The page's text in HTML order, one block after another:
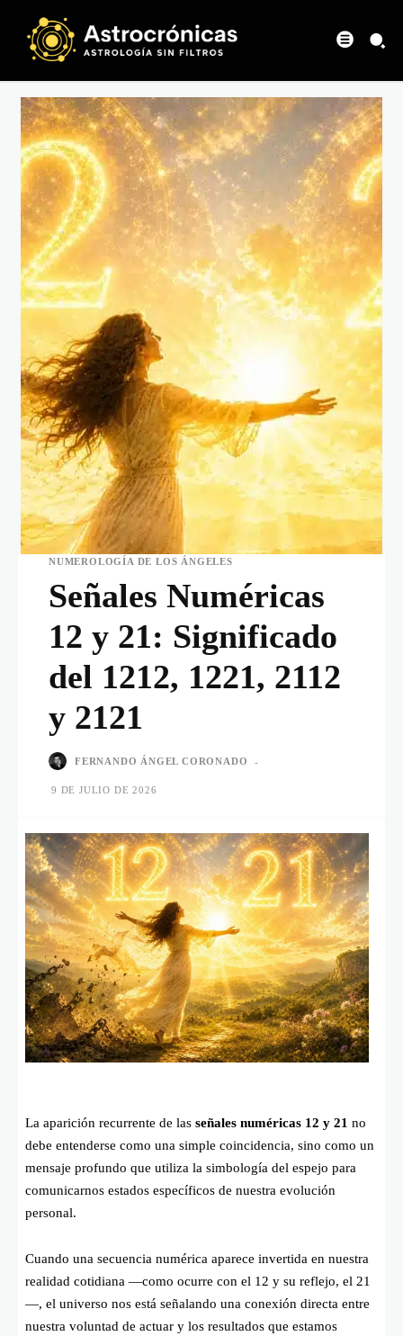
NUMEROLOGÍA DE LOS ÁNGELES
Señales Numéricas
12 y 21: Significado
del 1212, 1221, 2112
y 2121
FERNANDO ÁNGEL CORONADO -
9 DE JULIO DE 2026
La aparición recurrente de las señales numéricas 12 y 21 no
debe entenderse como una simple coincidencia, sino como un
mensaje profundo que utiliza la simbología del espejo para
comunicarnos estados específicos de nuestra evolución
personal.
Cuando una secuencia numérica aparece invertida en nuestra
realidad cotidiana —como ocurre con el 12 y su reflejo, el 21
—, el universo nos está señalando una conexión directa entre
nuestra voluntad de actuar y los resultados que estamos